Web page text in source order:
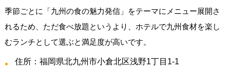
季節ごとに「九州の食の魅力発信」をテーマにメニュー展開さ
れるため、ただ食べ放題というより、ホテルで九州食材を楽し
むランチとして選ぶと満足度が高いです。
住所：福岡県北九州市小倉北区浅野1丁目1-1